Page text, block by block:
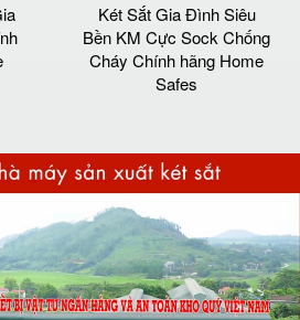
Két Sắt Gia Đình Siêu
Bền KM Cực Sock Chống
Cháy Chính hãng Home
Safes